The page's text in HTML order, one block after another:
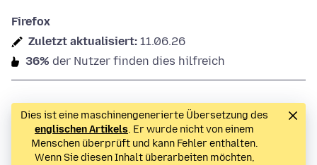
Firefox
Zuletzt aktualisiert: 11.06.26
36% der Nutzer finden dies hilfreich
Dies ist eine maschinengenerierte Übersetzung des
englischen Artikels. Er wurde nicht von einem
Menschen überprüft und kann Fehler enthalten.
Wenn Sie diesen Inhalt überarbeiten möchten,